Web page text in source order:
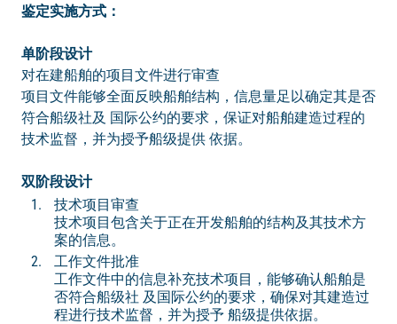
鉴定实施方式：
单阶段设计
对在建船舶的项目文件进行审查
项目文件能够全面反映船舶结构，信息量足以确定其是否
符合船级社及 国际公约的要求，保证对船舶建造过程的
技术监督，并为授予船级提供 依据。
双阶段设计
技术项目审查
技术项目包含关于正在开发船舶的结构及其技术方
案的信息。
工作文件批准
工作文件中的信息补充技术项目，能够确认船舶是
否符合船级社 及国际公约的要求，确保对其建造过
程进行技术监督，并为授予 船级提供依据。